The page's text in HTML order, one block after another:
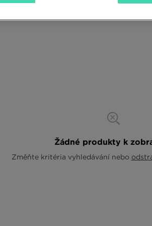
Žádné produkty k
Změňte kritéria vyhledávání nebo